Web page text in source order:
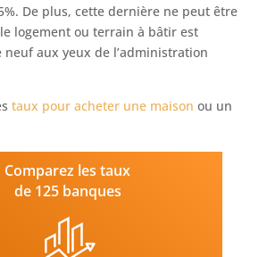
De plus, cette dernière ne peut être
logement ou terrain à bâtir est
neuf aux yeux de l’administration
taux pour acheter une maison ou un
Comparez les taux
de 125 banques